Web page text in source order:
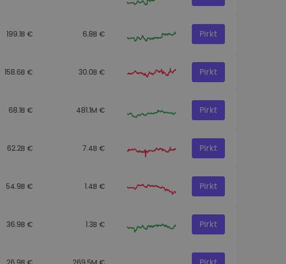
199.1B € 6.8B € Pirkt
158.6B € 30.0B € Pirkt
68.1B € 481.1M € Pirkt
62.2B € 7.4B € Pirkt
54.9B € 1.4B € Pirkt
36.9B € 1.3B € Pirkt